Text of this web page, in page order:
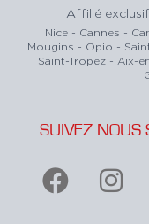
Affilié
Nice - Cannes -
Mougins - Opio -
Saint-Tropez - Aix-
SUIVEZ NOUS